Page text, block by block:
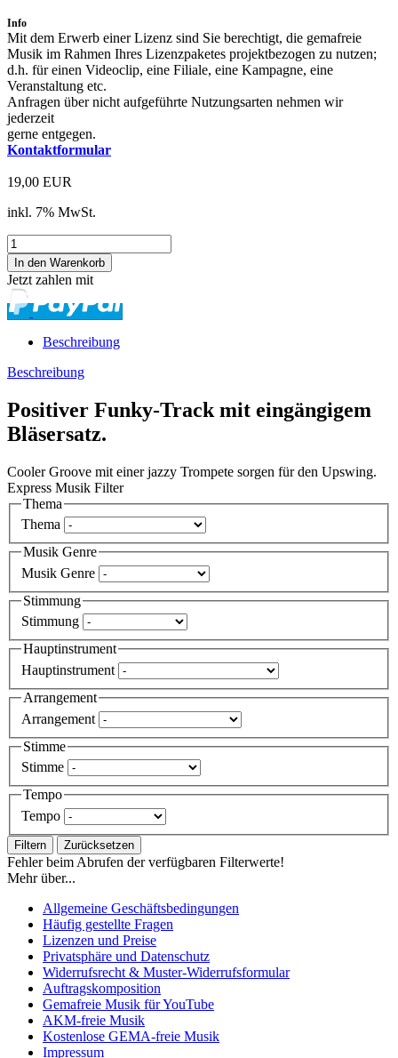
Info
Mit dem Erwerb einer Lizenz sind Sie berechtigt, die gemafreie
Musik im Rahmen Ihres Lizenzpaketes projektbezogen zu nutzen;
d.h. für einen Videoclip, eine Filiale, eine Kampagne, eine
Veranstaltung etc.
Anfragen über nicht aufgeführte Nutzungsarten nehmen wir
jederzeit
gerne entgegen.
Kontaktformular
19,00 EUR
inkl. 7% MwSt.
Jetzt zahlen mit
Beschreibung
Beschreibung
Positiver Funky-Track mit eingängigem
Bläsersatz.
Cooler Groove mit einer jazzy Trompete sorgen für den Upswing.
Express Musik Filter
Thema
Thema
Musik Genre
Musik Genre
Stimmung
Stimmung
Hauptinstrument
Hauptinstrument
Arrangement
Arrangement
Stimme
Stimme
Tempo
Tempo
Filtern Zurücksetzen
Fehler beim Abrufen der verfügbaren Filterwerte!
Mehr über...
Allgemeine Geschäftsbedingungen
Häufig gestellte Fragen
Lizenzen und Preise
Privatsphäre und Datenschutz
Widerrufsrecht & Muster-Widerrufsformular
Auftragskomposition
Gemafreie Musik für YouTube
AKM-freie Musik
Kostenlose GEMA-freie Musik
Impressum